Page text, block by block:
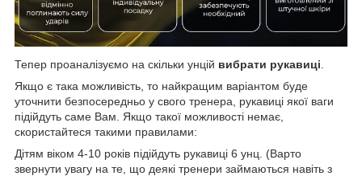
Тепер проаналізуємо на скільки унцій вибрати рукавиці
Якщо є така можливість, то найкращим варіантом буде
уточнити безпосередньо у свого тренера, рукавиці якої ваги
підійдуть саме Вам. Якщо такої можливості немає,
скористайтеся такими правилами:
Дітям віком 4-10 років підійдуть рукавиці 6 унц. (Варто
звернути увагу на те, що деякі тренери займаються навіть з